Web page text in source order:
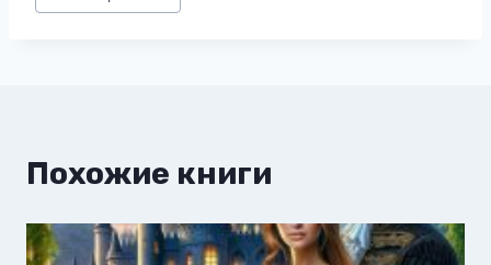
записи:
Похожие книги